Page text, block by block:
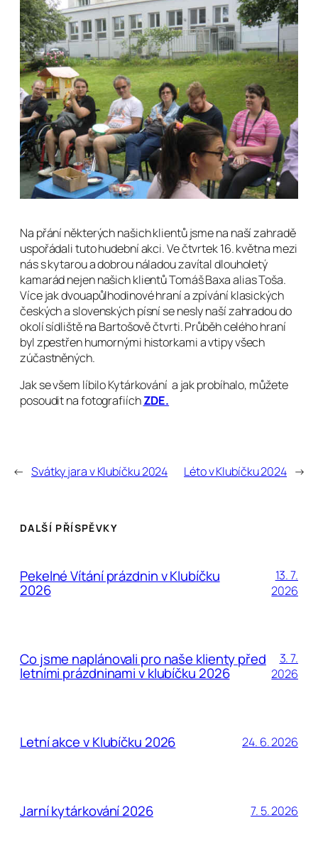
Na přání některých našich klientů jsme na naší zahradě
uspořádali tuto hudební akci. Ve čtvrtek 16. května mezi
nás s kytarou a dobrou náladou zavítal dlouholetý
kamarád nejen našich klientů Tomáš Baxa alias Toša.
Více jak dvouapůlhodinové hraní a zpívání klasických
českých a slovenských písní se nesly naší zahradou do
okolí sídliště na Bartošově čtvrti. Průběh celého hraní
byl zpestřen humornými historkami a vtipy všech
zúčastněných.
Jak se všem líbilo Kytárkování a jak probíhalo, můžete
posoudit na fotografiíchZDE.
← Svátky jara v Klubíčku 2024 Léto v Klubíčku 2024 →
DALŠÍ PŘÍSPĚVKY
Pekelné Vítání prázdnin v Klubíčku
2026
13. 7.
2026
Co jsme naplánovali pro naše klienty před
letními prázdninami v klubíčku 2026
3. 7.
2026
Letní akce v Klubíčku 2026 24. 6. 2026
Jarní kytárkování 2026 7. 5. 2026